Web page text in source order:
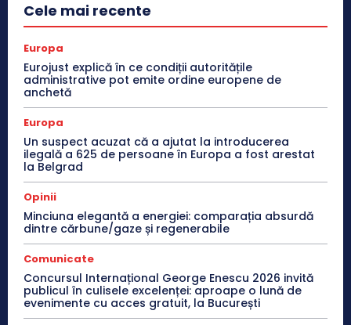
Cele mai recente
Europa
Eurojust explică în ce condiții autoritățile
administrative pot emite ordine europene de
anchetă
Europa
Un suspect acuzat că a ajutat la introducerea
ilegală a 625 de persoane în Europa a fost arestat
la Belgrad
Opinii
Minciuna elegantă a energiei: comparația absurdă
dintre cărbune/gaze și regenerabile
Comunicate
Concursul Internațional George Enescu 2026 invită
publicul în culisele excelenței: aproape o lună de
evenimente cu acces gratuit, la București